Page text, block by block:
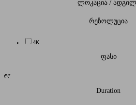
ლოკაცია /
რეზოლუცია
4K
ფასი
₾₾
Duration